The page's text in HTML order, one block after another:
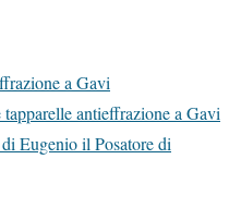
a Gavi
antieffrazione a Gavi
Eugenio il Posatore di